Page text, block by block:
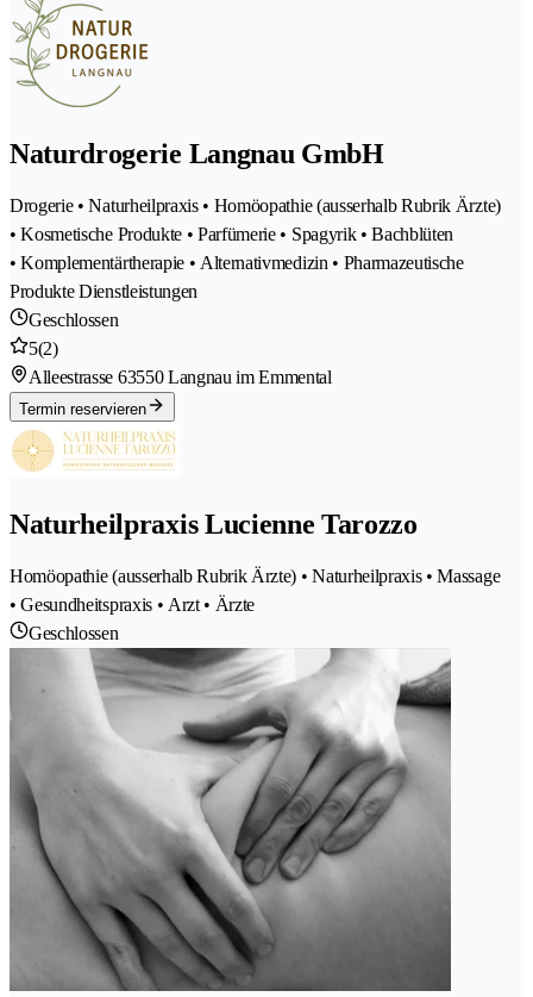
Naturdrogerie Langnau GmbH
Drogerie • Naturheilpraxis • Homöopathie (ausserhalb Rubrik Ärzte)
• Kosmetische Produkte • Parfümerie • Spagyrik • Bachblüten
• Komplementärtherapie • Alternativmedizin • Pharmazeutische
Produkte Dienstleistungen
Geschlossen
5(2)
Alleestrasse 63550 Langnau im Emmental
Termin reservieren
Naturheilpraxis Lucienne Tarozzo
Homöopathie (ausserhalb Rubrik Ärzte) • Naturheilpraxis • Massage
• Gesundheitspraxis • Arzt • Ärzte
Geschlossen